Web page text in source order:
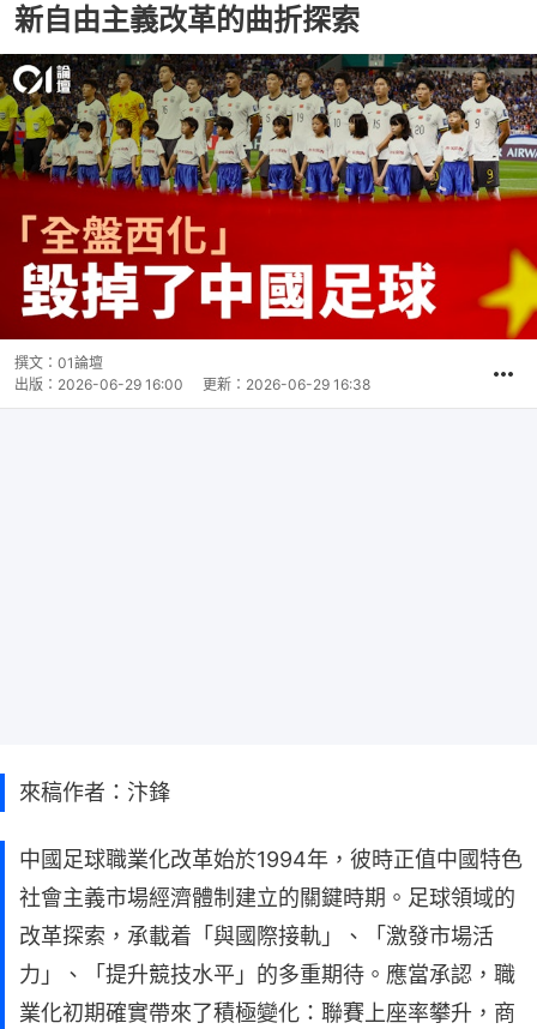
新自由主義改革的曲折探索
撰文： 01論壇
出版： 2026-06-29 16:00 更新： 2026-06-29 16:38
來稿作者：汴鋒
中國足球職業化改革始於1994年，彼時正值中國特色
社會主義市場經濟體制建立的關鍵時期。足球領域的
改革探索，承載着「與國際接軌」、「激發市場活
力」、「提升競技水平」的多重期待。應當承認，職
業化初期確實帶來了積極變化：聯賽上座率攀升，商